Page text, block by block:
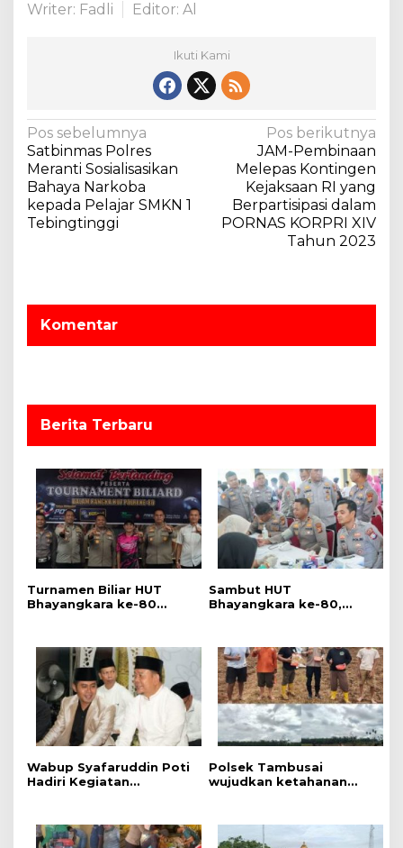
Writer: Fadli Editor: Al
Ikuti Kami
N
a
v
i
g
i
p
Pos sebelumnya
Satbinmas Polres
Meranti Sosialisasikan
Bahaya Narkoba
kepada Pelajar SMKN 1
Tebingtinggi
Pos berikutnya
JAM-Pembinaan
Melepas Kontingen
Kejaksaan RI yang
Berpartisipasi dalam
PORNAS KORPRI XIV
Tahun 2023
Komentar
Berita Terbaru
Turnamen Biliar HUT
Bhayangkara ke-80
Generasi Muda Jauhi
Narkoba dan Judi Online
Sambut HUT
Bhayangkara ke-80,
Massal dan Pemeriksaan
Kesehatan Gratis
Wabup Syafaruddin Poti
Hadiri Kegiatan
Polsek Tambusai
wujudkan ketahanan
rangka Penanaman
Jagung Kuartal II di Desa